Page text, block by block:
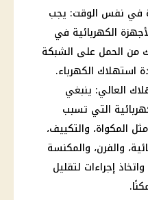
في نفس الوقت: يجب
الكهربائية في
من الحمل على الشبكة
استهلاك الكهرباء.
العالي: ينبغي
التي تسبب
المكواة، والتكييف،
والفرن، والمكنسة
إجراءات لتقليل